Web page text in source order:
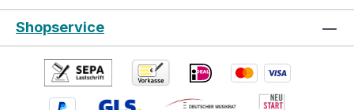
Shopservice